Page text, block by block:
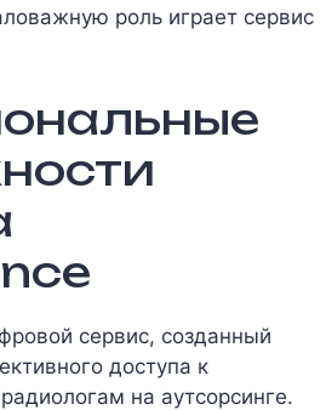
роль играет сервис
сервис, созданный
доступа к
на аутсорсинге.